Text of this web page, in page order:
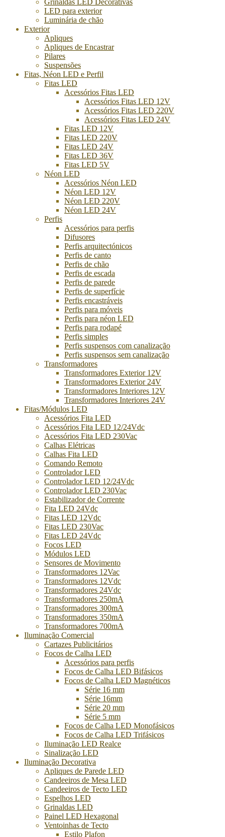
Grinaldas LED Decorativas
LED para exterior
Luminária de chão
Exterior
Apliques
Apliques de Encastrar
Pilares
Suspensões
Fitas, Néon LED e Perfil
Fitas LED
Acessórios Fitas LED
Acessórios Fitas LED 12V
Acessórios Fitas LED 220V
Acessórios Fitas LED 24V
Fitas LED 12V
Fitas LED 220V
Fitas LED 24V
Fitas LED 36V
Fitas LED 5V
Néon LED
Acessórios Néon LED
Néon LED 12V
Néon LED 220V
Néon LED 24V
Perfis
Acessórios para perfis
Difusores
Perfis arquitectónicos
Perfis de canto
Perfis de chão
Perfis de escada
Perfis de parede
Perfis de superfície
Perfis encastráveis
Perfis para móveis
Perfis para néon LED
Perfis para rodapé
Perfis simples
Perfis suspensos com canalização
Perfis suspensos sem canalização
Transformadores
Transformadores Exterior 12V
Transformadores Exterior 24V
Transformadores Interiores 12V
Transformadores Interiores 24V
Fitas/Módulos LED
Acessórios Fita LED
Acessórios Fita LED 12/24Vdc
Acessórios Fita LED 230Vac
Calhas Elétricas
Calhas Fita LED
Comando Remoto
Controlador LED
Controlador LED 12/24Vdc
Controlador LED 230Vac
Estabilizador de Corrente
Fita LED 24Vdc
Fitas LED 12Vdc
Fitas LED 230Vac
Fitas LED 24Vdc
Focos LED
Módulos LED
Sensores de Movimento
Transformadores 12Vac
Transformadores 12Vdc
Transformadores 24Vdc
Transformadores 250mA
Transformadores 300mA
Transformadores 350mA
Transformadores 700mA
Iluminação Comercial
Cartazes Publicitários
Focos de Calha LED
Acessórios para perfis
Focos de Calha LED Bifásicos
Focos de Calha LED Magnéticos
Série 16 mm
Série 16mm
Série 20 mm
Série 5 mm
Focos de Calha LED Monofásicos
Focos de Calha LED Trifásicos
Iluminação LED Realce
Sinalização LED
Iluminação Decorativa
Apliques de Parede LED
Candeeiros de Mesa LED
Candeeiros de Tecto LED
Espelhos LED
Grinaldas LED
Painel LED Hexagonal
Ventoinhas de Tecto
Estilo Plafon